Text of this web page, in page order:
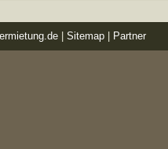
Sitemap Partner